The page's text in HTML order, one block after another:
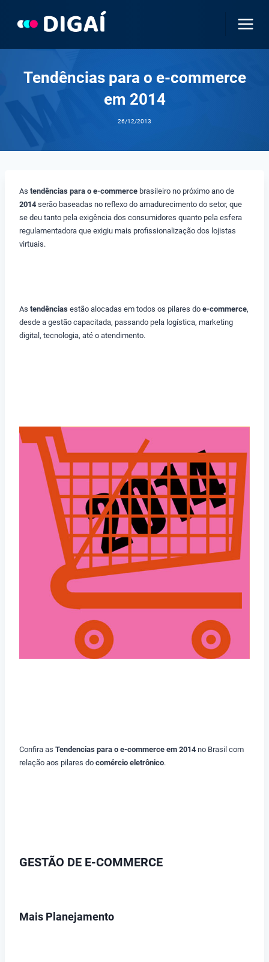
Tendências para o e-commerce
em 2014
26/12/2013
As tendências para o e-commerce brasileiro no próximo ano de
2014 serão baseadas no reflexo do amadurecimento do setor, que
se deu tanto pela exigência dos consumidores quanto pela esfera
regulamentadora que exigiu mais profissionalização dos lojistas
virtuais.
As tendências estão alocadas em todos os pilares do e-commerce,
desde a gestão capacitada, passando pela logística, marketing
digital, tecnologia, até o atendimento.
Confira as Tendencias para o e-commerce em 2014 no Brasil com
relação aos pilares do comércio eletrônico.
GESTÃO DE E-COMMERCE
Mais Planejamento